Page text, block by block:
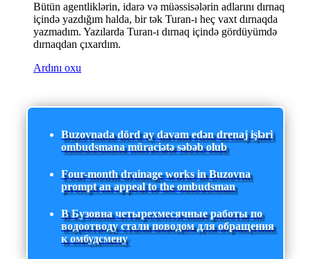
Bütün agentliklərin, idarə və müəssisələrin adlarını dırnaq
içində yazdığım halda, bir tək Turan-ı heç vaxt dırnaqda
yazmadım. Yazılarda Turan-ı dırnaq içində gördüyümdə
dırnaqdan çıxardım.
Ardını oxu
Buzovnada dörd ay davam edən drenaj işləri
ombudsmana müraciətə səbəb olub
Four-month drainage works in Buzovna
prompt an appeal to the ombudsman
В Бузовна четырехмесячные работы по
водоотводу стали поводом для обращения
к омбудсмену